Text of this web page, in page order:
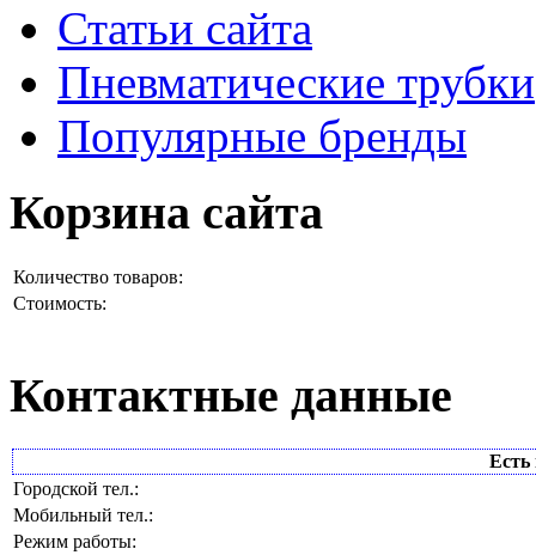
Статьи сайта
Пневматические трубки
Популярные бренды
Корзина сайта
Количество товаров:
Стоимость:
Контактные данные
Есть
Городской тел.:
Мобильный тел.:
Режим работы: